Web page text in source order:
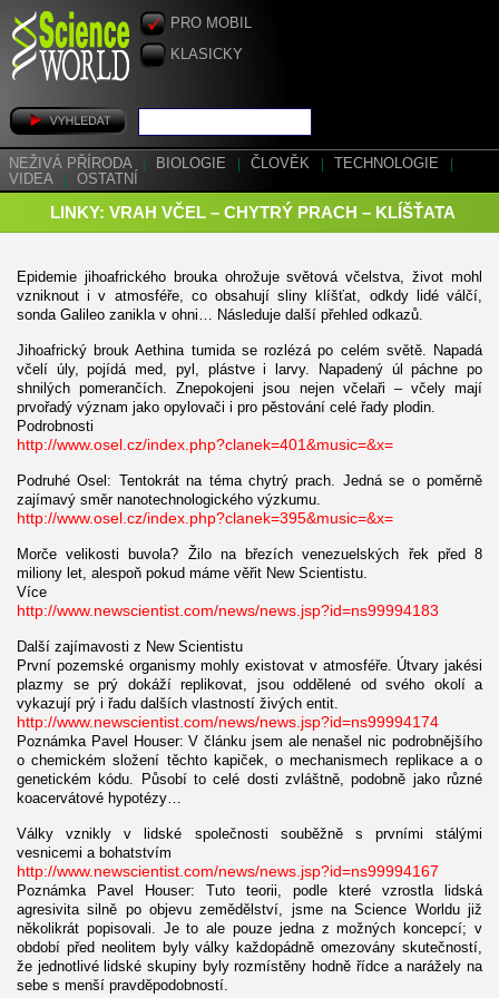
PRO MOBIL
KLASICKY
NEŽIVÁ PŘÍRODA BIOLOGIE ČLOVĚK TECHNOLOGIE
VIDEA
OSTATNÍ
LINKY: VRAH VČEL – CHYTRÝ PRACH – KLÍŠŤATA
Epidemie jihoafrického brouka ohrožuje světová včelstva, život mohl
vzniknout i v atmosféře, co obsahují sliny klíšťat, odkdy lidé válčí,
sonda Galileo zanikla v ohni… Následuje další přehled odkazů.
Jihoafrický brouk Aethina tumida se rozlézá po celém světě. Napadá
včelí úly, pojídá med, pyl, plástve i larvy. Napadený úl páchne po
shnilých pomerančích. Znepokojeni jsou nejen včelaři – včely mají
prvořadý význam jako opylovači i pro pěstování celé řady plodin.
Podrobnosti
http://www.osel.cz/index.php?clanek=401&music=&x=
Podruhé Osel: Tentokrát na téma chytrý prach. Jedná se o poměrně
zajímavý směr nanotechnologického výzkumu.
http://www.osel.cz/index.php?clanek=395&music=&x=
Morče velikosti buvola? Žilo na březích venezuelských řek před 8
miliony let, alespoň pokud máme věřit New Scientistu.
Více
http://www.newscientist.com/news/news.jsp?id=ns99994183
Další zajímavosti z New Scientistu
První pozemské organismy mohly existovat v atmosféře. Útvary jakési
plazmy se prý dokáží replikovat, jsou oddělené od svého okolí a
vykazují prý i řadu dalších vlastností živých entit.
http://www.newscientist.com/news/news.jsp?id=ns99994174
Poznámka Pavel Houser: V článku jsem ale nenašel nic podrobnějšího
o chemickém složení těchto kapiček, o mechanismech replikace a o
genetickém kódu. Působí to celé dosti zvláštně, podobně jako různé
koacervátové hypotézy…
Války vznikly v lidské společnosti souběžně s prvními stálými
vesnicemi a bohatstvím
http://www.newscientist.com/news/news.jsp?id=ns99994167
Poznámka Pavel Houser: Tuto teorii, podle které vzrostla lidská
agresivita silně po objevu zemědělství, jsme na Science Worldu již
několikrát popisovali. Je to ale pouze jedna z možných koncepcí; v
období před neolitem byly války každopádně omezovány skutečností,
že jednotlivé lidské skupiny byly rozmístěny hodně řídce a narážely na
sebe s menší pravděpodobností.